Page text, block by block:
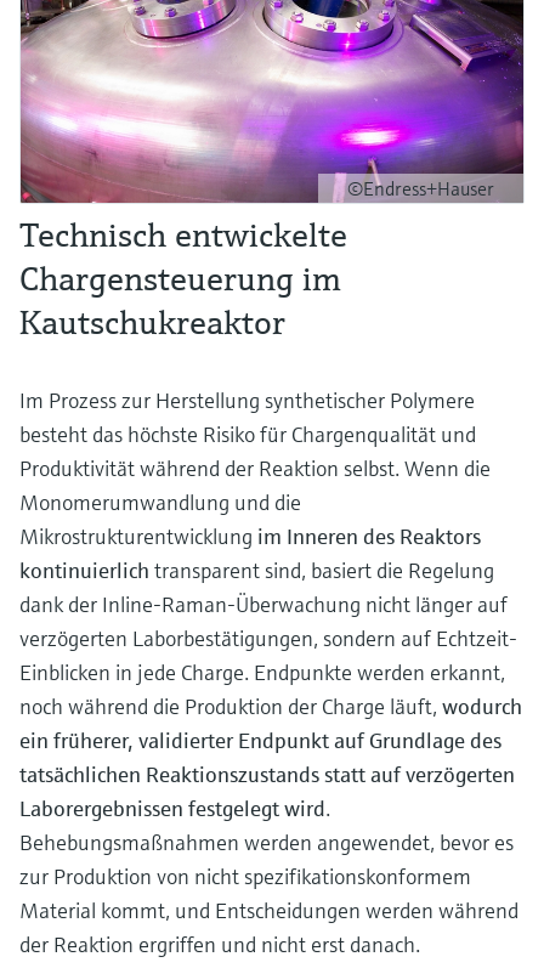
©Endress+Hauser
Technisch entwickelte
Chargensteuerung im
Kautschukreaktor
Im Prozess zur Herstellung synthetischer Polymere
besteht das höchste Risiko für Chargenqualität und
Produktivität während der Reaktion selbst. Wenn die
Monomerumwandlung und die
Mikrostrukturentwicklung im Inneren des Reaktors
kontinuierlich transparent sind, basiert die Regelung
dank der Inline-Raman-Überwachung nicht länger auf
verzögerten Laborbestätigungen, sondern auf Echtzeit-
Einblicken in jede Charge. Endpunkte werden erkannt,
noch während die Produktion der Charge läuft, wodurch
ein früherer, validierter Endpunkt auf Grundlage des
tatsächlichen Reaktionszustands statt auf verzögerten
Laborergebnissen festgelegt wird.
Behebungsmaßnahmen werden angewendet, bevor es
zur Produktion von nicht spezifikationskonformem
Material kommt, und Entscheidungen werden während
der Reaktion ergriffen und nicht erst danach.